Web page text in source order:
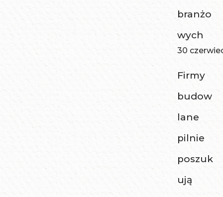
branżo
wych
30
Firmy
budow
lane
pilnie
poszuk
ują